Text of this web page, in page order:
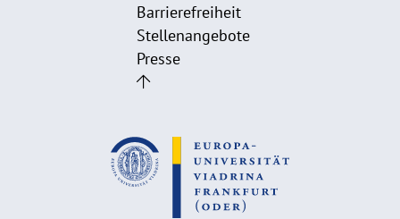
Barrierefreiheit
Stellenangebote
Presse